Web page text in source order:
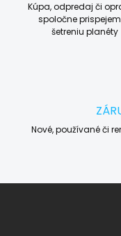
Kúpa, odpredaj či
spoločne
šetreniu planéty
Nové, používané či